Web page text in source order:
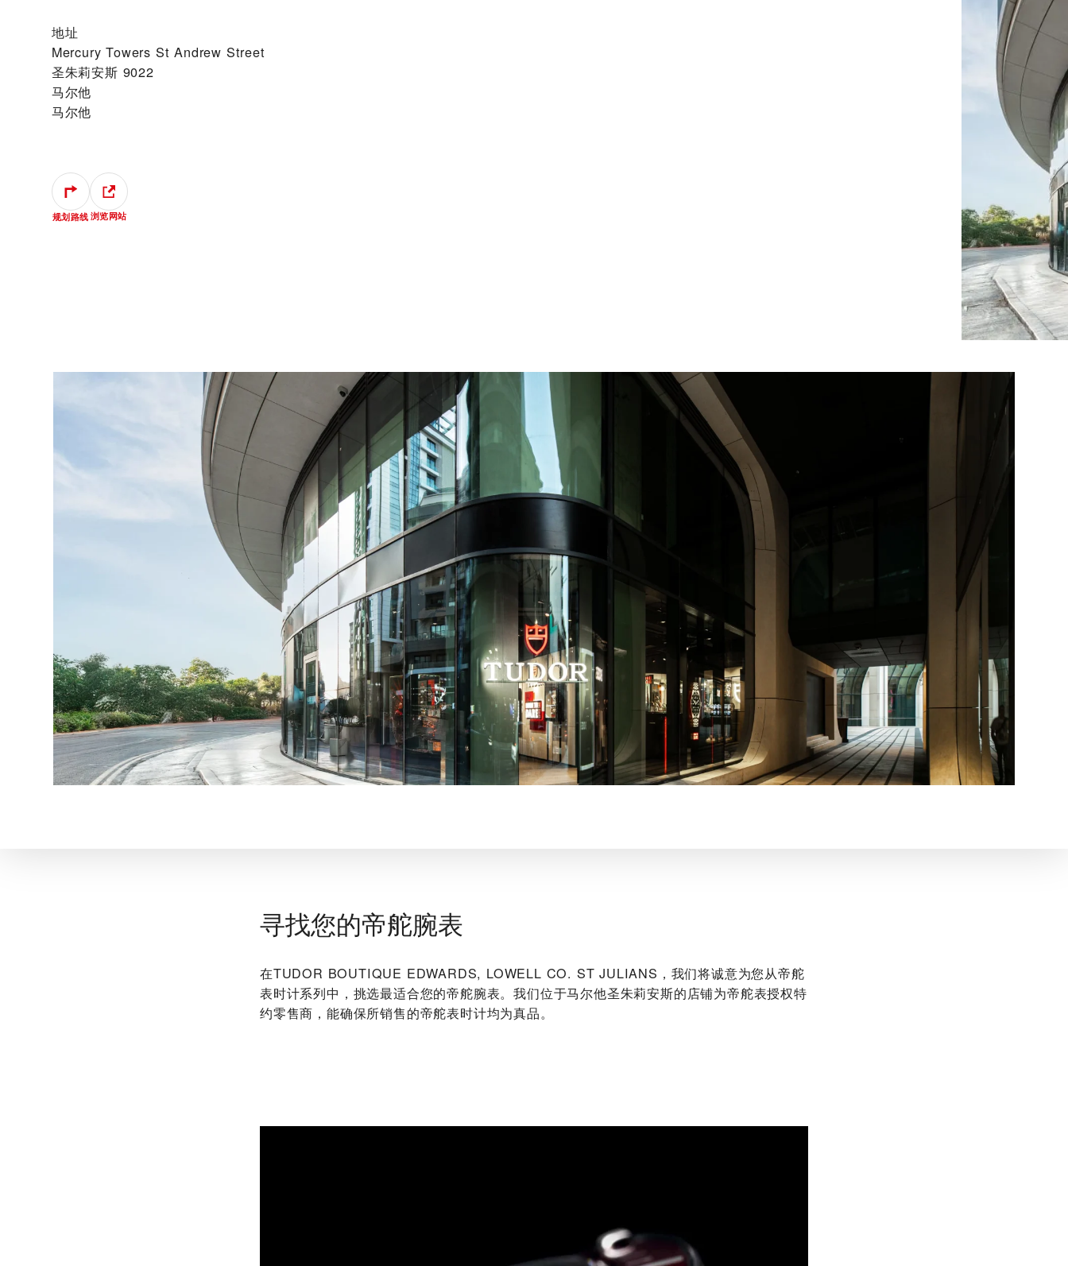
地址
Mercury Towers St Andrew Street
圣朱莉安斯 9022
马尔他
马尔他
规划路线 浏览网站
寻找您的帝舵腕表
在‭TUDOR BOUTIQUE EDWARDS, LOWELL CO. ST JULIANS‬，我们将诚意为您从帝舵
表时计系列中，挑选最适合您的帝舵腕表。我们位于马尔他圣朱莉安斯的店铺为帝舵表授权特
约零售商，能确保所销售的帝舵表时计均为真品。